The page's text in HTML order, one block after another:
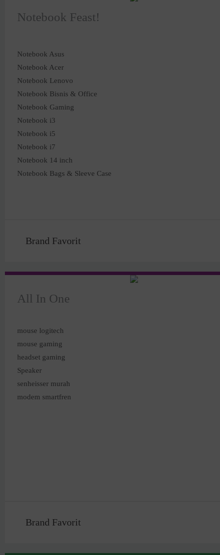
Notebook Feast!
Notebook Asus
Notebook Acer
Notebook Lenovo
Notebook Bisnis & Office
Notebook Gaming
Notebook i3
Notebook i5
Notebook i7
Notebook 14 inch
Notebook Bags & Sleeve Case
Brand Favorit
All In One
mouse logitech
mouse gaming
headset gaming
Speaker
senheisser murah
modem smartfren
Brand Favorit